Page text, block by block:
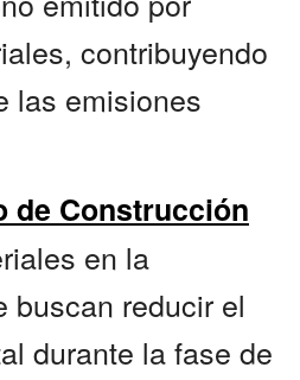
contribuyendo
las emisiones
de Construcción
en la
buscan reducir el
durante la fase de